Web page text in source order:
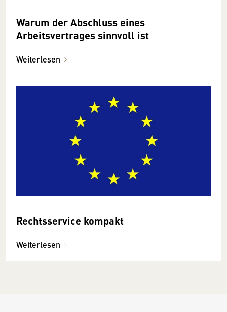
Warum der Abschluss eines
Arbeitsvertrages sinnvoll ist
Weiterlesen
Rechtsservice kompakt
Weiterlesen